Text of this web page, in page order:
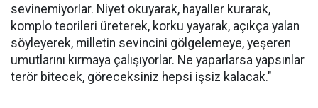
sevinemiyorlar. Niyet okuyarak, hayaller kurarak,
komplo teorileri üreterek, korku yayarak, açıkça yalan
söyleyerek, milletin sevincini gölgelemeye, yeşeren
umutlarını kırmaya çalışıyorlar. Ne yaparlarsa yapsınlar
terör bitecek, göreceksiniz hepsi işsiz kalacak."